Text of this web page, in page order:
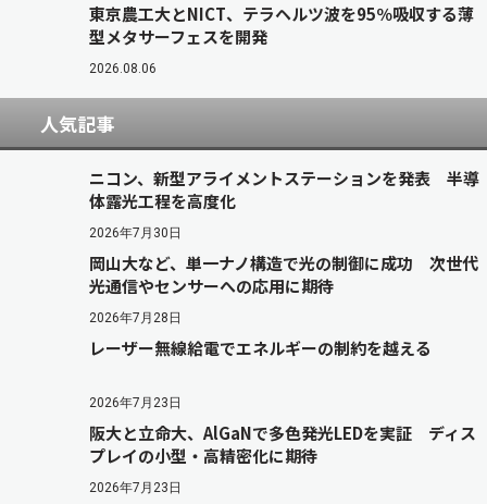
東京農工大とNICT、テラヘルツ波を95％吸収する薄
型メタサーフェスを開発
2026.08.06
人気記事
ニコン、新型アライメントステーションを発表 半導
体露光工程を高度化
2026年7月30日
岡山大など、単一ナノ構造で光の制御に成功 次世代
光通信やセンサーへの応用に期待
2026年7月28日
レーザー無線給電でエネルギーの制約を越える
2026年7月23日
阪大と立命大、AlGaNで多色発光LEDを実証 ディス
プレイの小型・高精密化に期待
2026年7月23日